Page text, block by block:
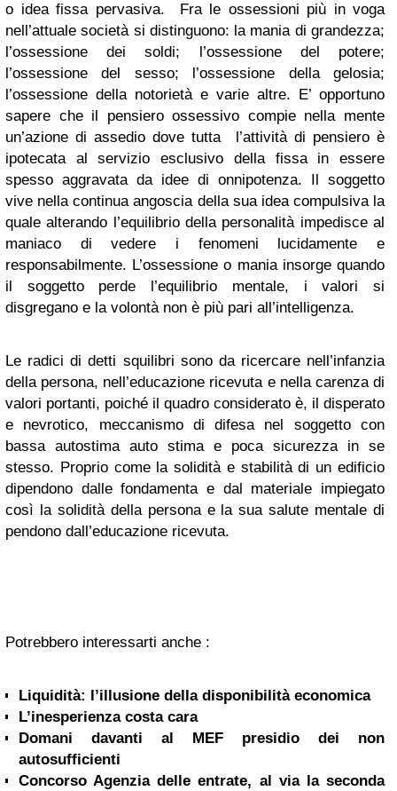
o idea fissa pervasiva. Fra le ossessioni più in voga
nell’attuale società si distinguono: la mania di grandezza;
l’ossessione dei soldi; l’ossessione del potere;
l’ossessione del sesso; l’ossessione della gelosia;
l’ossessione della notorietà e varie altre. E’ opportuno
sapere che il pensiero ossessivo compie nella mente
un’azione di assedio dove tutta l’attività di pensiero è
ipotecata al servizio esclusivo della fissa in essere
spesso aggravata da idee di onnipotenza. Il soggetto
vive nella continua angoscia della sua idea compulsiva la
quale alterando l’equilibrio della personalità impedisce al
maniaco di vedere i fenomeni lucidamente e
responsabilmente. L’ossessione o mania insorge quando
il soggetto perde l’equilibrio mentale, i valori si
disgregano e la volontà non è più pari all’intelligenza.
Le radici di detti squilibri sono da ricercare nell’infanzia
della persona, nell’educazione ricevuta e nella carenza di
valori portanti, poiché il quadro considerato è, il disperato
e nevrotico, meccanismo di difesa nel soggetto con
bassa autostima auto stima e poca sicurezza in se
stesso. Proprio come la solidità e stabilità di un edificio
dipendono dalle fondamenta e dal materiale impiegato
così la solidità della persona e la sua salute mentale di
pendono dall’educazione ricevuta.
Potrebbero interessarti anche :
Liquidità: l’illusione della disponibilità economica
L’inesperienza costa cara
Domani davanti al MEF presidio dei non
autosufficienti
Concorso Agenzia delle entrate, al via la seconda